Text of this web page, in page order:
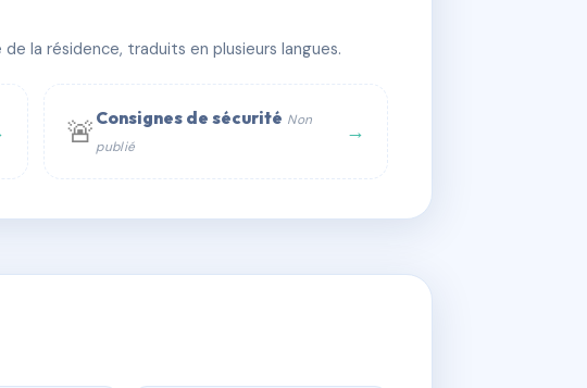
la résidence, traduits en plusieurs langues.
🚨 Consignes de sécurité Non
publié
→